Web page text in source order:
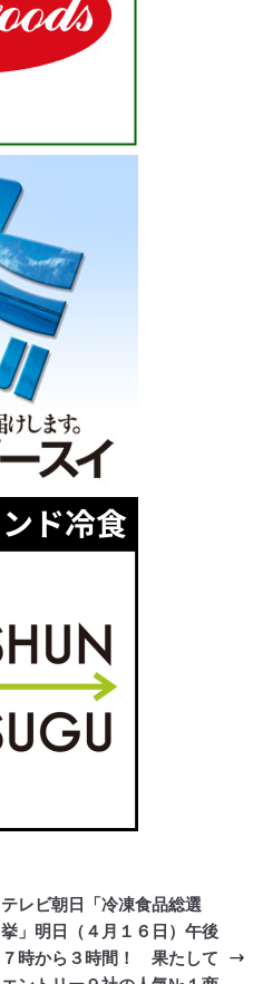
テレビ朝日「冷凍食品総選
挙」明日（４月１６日）午後
７時から３時間！ 果たして